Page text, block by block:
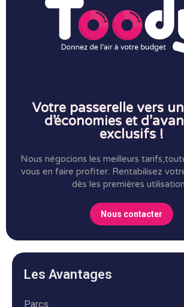
Votre passerelle vers
d’économies et
exclusifs !
Nous négocions les meilleurs
vous en faire profiter. Rentabilisez
dès les premières
Nous contacter
Les Avantages
Parcs